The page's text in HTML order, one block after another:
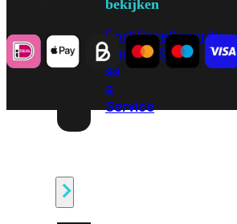
bekijken
FortiCareSecurity
Bundels SOC
as
a
Service